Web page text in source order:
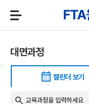
대면과정
캘린더 보기